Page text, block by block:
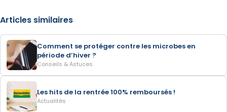
Articles similaires
Comment se protéger contre les microbes en
période d’hiver ?
Conseils & Astuces
Les hits de la rentrée 100% remboursés !
Actualités